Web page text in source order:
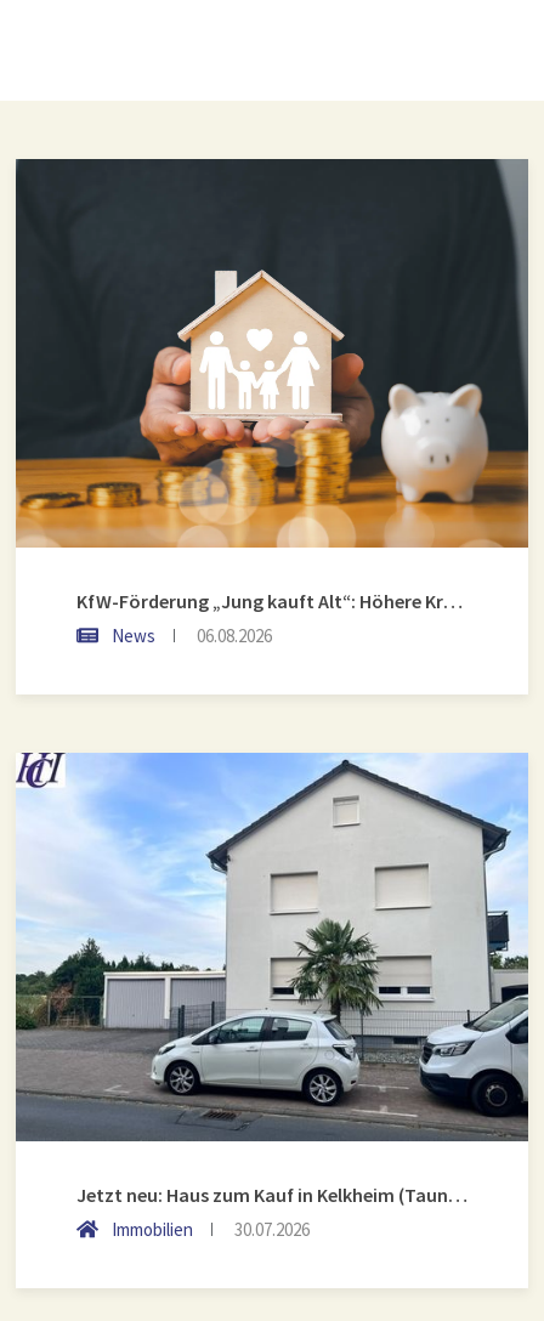
KfW-Förderung „Jung kauft Alt“: Höhere Kredite ab August 2026
News 06.08.2026
Jetzt neu: Haus zum Kauf in Kelkheim (Taunus)
Immobilien 30.07.2026